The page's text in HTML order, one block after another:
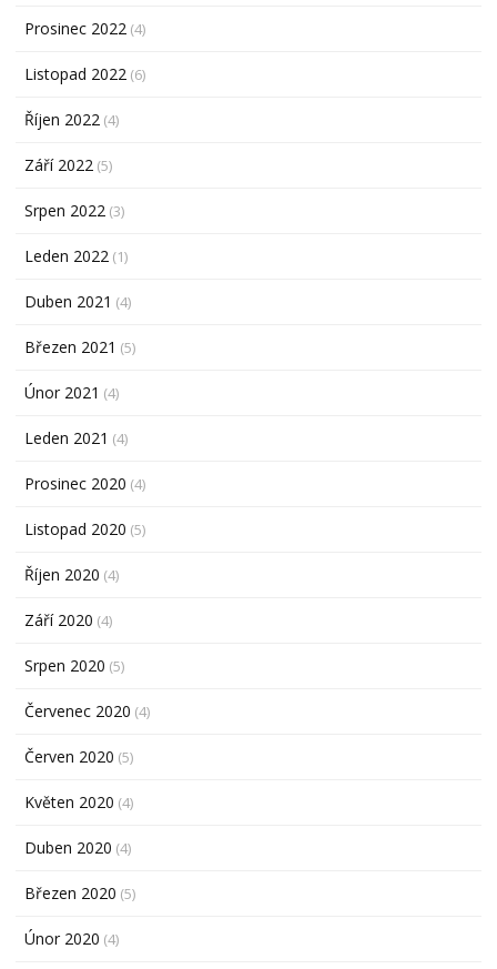
Prosinec 2022 (4)
Listopad 2022 (6)
Říjen 2022 (4)
Září 2022 (5)
Srpen 2022 (3)
Leden 2022 (1)
Duben 2021 (4)
Březen 2021 (5)
Únor 2021 (4)
Leden 2021 (4)
Prosinec 2020 (4)
Listopad 2020 (5)
Říjen 2020 (4)
Září 2020 (4)
Srpen 2020 (5)
Červenec 2020 (4)
Červen 2020 (5)
Květen 2020 (4)
Duben 2020 (4)
Březen 2020 (5)
Únor 2020 (4)